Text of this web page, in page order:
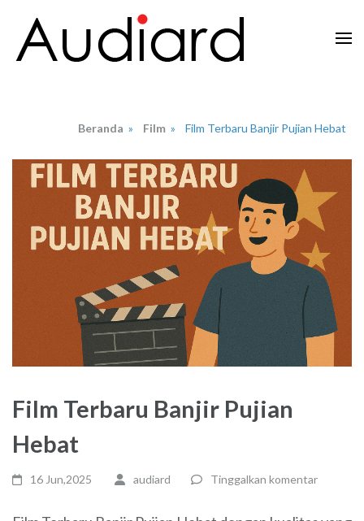
konten
Beranda » Film » Film Terbaru Banjir Pujian Hebat
Film Terbaru Banjir Pujian
Hebat
16 Jun,2025 audiard Tinggalkan komentar